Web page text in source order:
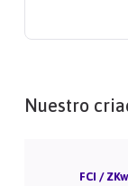
Nuestro
FCI /